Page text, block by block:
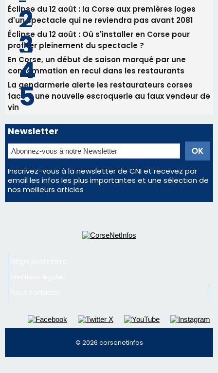
Newsletter
Inscrivez-vous à la newsletter de CNI et recevez par
email les infos les plus importantes et une sélection de
nos meilleurs articles
Régie publicitaire
Nous contacter
© 2026 corsenetinfos